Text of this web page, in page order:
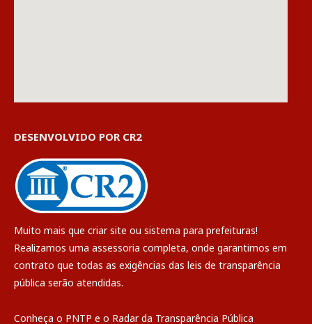
DESENVOLVIDO POR CR2
Muito mais que criar site ou sistema para prefeituras!
Realizamos uma assessoria completa, onde garantimos em
contrato que todas as exigências das leis de transparência
pública serão atendidas.
Conheça o PNTP e o Radar da Transparência Pública